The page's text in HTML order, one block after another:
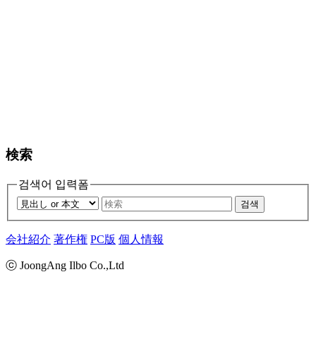
検索
검색어 입력폼
검색
会社紹介 著作権 PC版 個人情報
ⓒ JoongAng Ilbo Co.,Ltd